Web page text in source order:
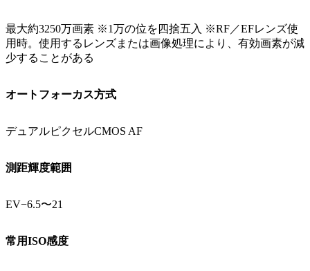
最大約3250万画素 ※1万の位を四捨五入 ※RF／EFレンズ使
用時。使用するレンズまたは画像処理により、有効画素が減
少することがある
オートフォーカス方式
デュアルピクセルCMOS AF
測距輝度範囲
EV−6.5〜21
常用ISO感度